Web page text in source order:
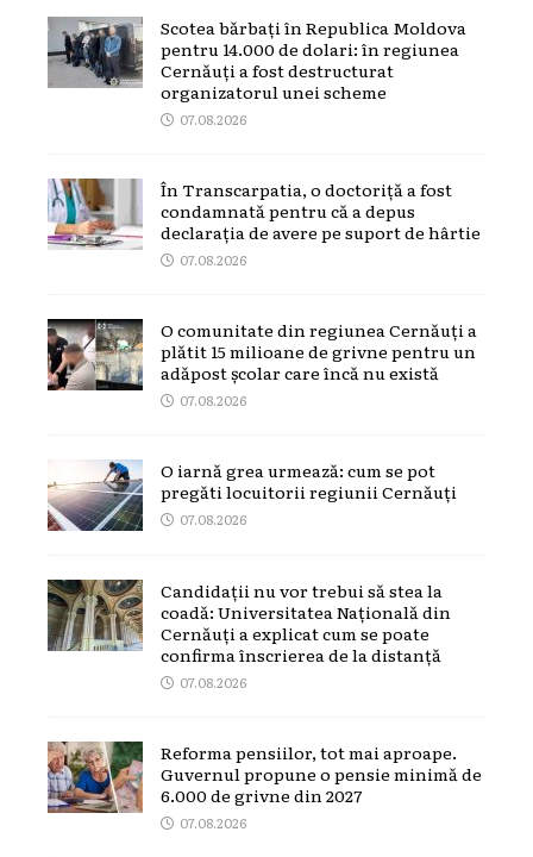
Scotea bărbați în Republica Moldova
pentru 14.000 de dolari: în regiunea
Cernăuți a fost destructurat
organizatorul unei scheme
07.08.2026
În Transcarpatia, o doctoriță a fost
condamnată pentru că a depus
declarația de avere pe suport de hârtie
07.08.2026
O comunitate din regiunea Cernăuți a
plătit 15 milioane de grivne pentru un
adăpost școlar care încă nu există
07.08.2026
O iarnă grea urmează: cum se pot
pregăti locuitorii regiunii Cernăuți
07.08.2026
Candidații nu vor trebui să stea la
coadă: Universitatea Națională din
Cernăuți a explicat cum se poate
confirma înscrierea de la distanță
07.08.2026
Reforma pensiilor, tot mai aproape.
Guvernul propune o pensie minimă de
6.000 de grivne din 2027
07.08.2026